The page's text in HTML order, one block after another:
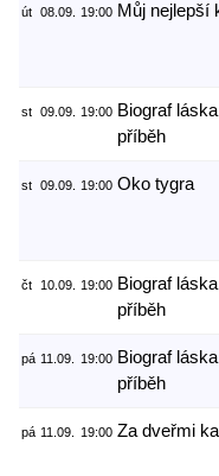
út 08.09. 19:00 Můj nejlepší
st 09.09. 19:00 Biograf
příběh
st 09.09. 19:00 Oko tygra
čt 10.09. 19:00 Biograf
příběh
pá 11.09. 19:00 Biograf
příběh
pá 11.09. 19:00 Za dveřmi